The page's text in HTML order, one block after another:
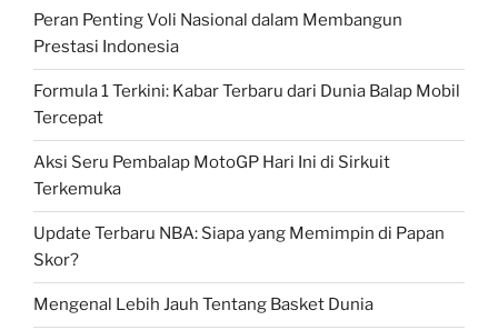
Peran Penting Voli Nasional dalam Membangun
Prestasi Indonesia
Formula 1 Terkini: Kabar Terbaru dari Dunia Balap Mobil
Tercepat
Aksi Seru Pembalap MotoGP Hari Ini di Sirkuit
Terkemuka
Update Terbaru NBA: Siapa yang Memimpin di Papan
Skor?
Mengenal Lebih Jauh Tentang Basket Dunia